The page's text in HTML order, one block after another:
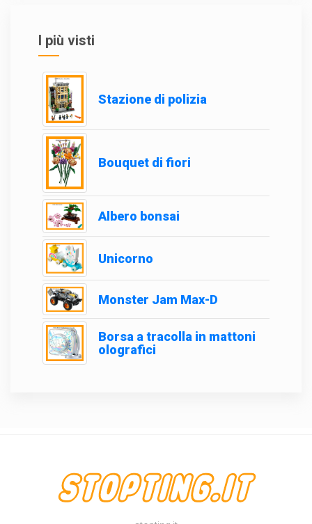
I più visti
Stazione di polizia
Bouquet di fiori
Albero bonsai
Unicorno
Monster Jam Max-D
Borsa a tracolla in mattoni
olografici